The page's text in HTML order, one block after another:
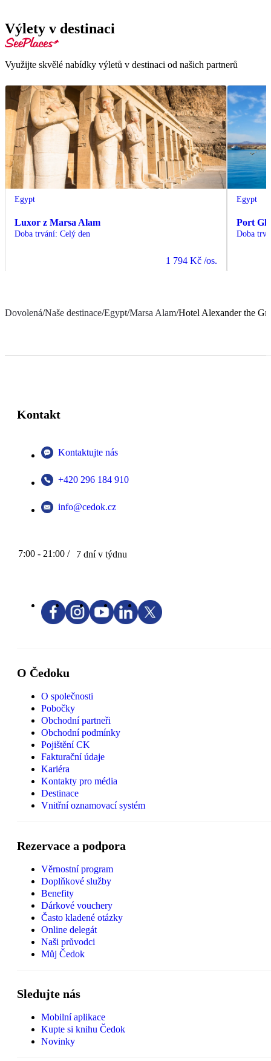
Výlety v destinaci
Využijte skvělé nabídky výletů v destinaci od našich partnerů
Egypt
Luxor z Marsa Alam
Doba trvání: Celý den
1 794 Kč /os.
Egypt
Port
Doba
Dovolená/Naše destinace/Egypt/Marsa Alam/Hotel Alexander the
Kontakt
Kontaktujte nás
+420 296 184 910
info@cedok.cz
7:00 - 21:00 / 7 dní v týdnu
O Čedoku
O společnosti
Pobočky
Obchodní partneři
Obchodní podmínky
Pojištění CK
Fakturační údaje
Kariéra
Kontakty pro média
Destinace
Vnitřní oznamovací systém
Rezervace a podpora
Věrnostní program
Doplňkové služby
Benefity
Dárkové vouchery
Často kladené otázky
Online delegát
Naši průvodci
Můj Čedok
Sledujte nás
Mobilní aplikace
Kupte si knihu Čedok
Novinky